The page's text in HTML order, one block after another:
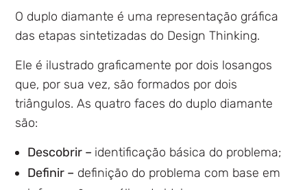
O duplo diamante é uma representação gráfica
das etapas sintetizadas do Design Thinking.
Ele é ilustrado graficamente por dois losangos
que, por sua vez, são formados por dois
triângulos. As quatro faces do duplo diamante
são:
Descobrir – identificação básica do problema;
Definir – definição do problema com base em